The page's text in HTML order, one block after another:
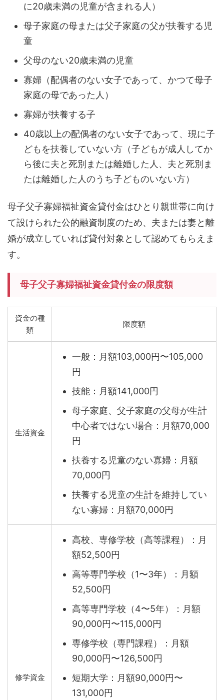
に20歳未満の児童が含まれる人）
母子家庭の母または父子家庭の父が扶養する児
童
父母のない20歳未満の児童
寡婦（配偶者のない女子であって、かつて母子
家庭の母であった人）
寡婦が扶養する子
40歳以上の配偶者のない女子であって、現に子
どもを扶養していない方（子どもが成人してか
ら後に夫と死別または離婚した人、夫と死別ま
たは離婚した人のうち子どものいない方）
母子父子寡婦福祉資金貸付金はひとり親世帯に向け
て設けられた公的融資制度のため、 夫または妻と離
婚が成立していれば貸付対象 として認めてもらえま
す。
母子父子寡婦福祉資金貸付金の限度額
資金の種
類
限度額
生活資金
一般：月額103,000円〜105,000
円
技能：月額141,000円
母子家庭、父子家庭の父母が生計
中心者ではない場合：月額70,000
円
扶養する児童のない寡婦：月額
70,000円
扶養する児童の生計を維持してい
ない寡婦：月額70,000円
修学資金
高校、専修学校（高等課程）：月
額52,500円
高等専門学校（1〜3年）：月額
52,500円
高等専門学校（4〜5年）：月額
90,000円〜115,000円
専修学校（専門課程）：月額
90,000円〜126,500円
短期大学：月額90,000円〜
131,000円